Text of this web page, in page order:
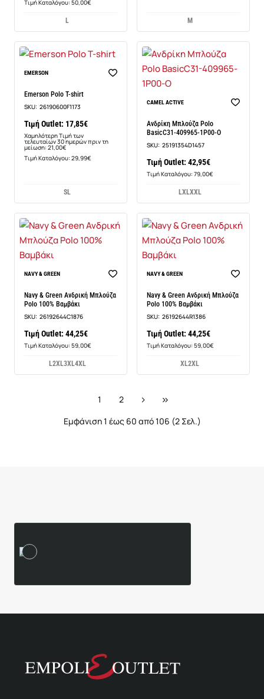
Τιμή Καταλόγου: 50,00€
L M
-15%
EMERSON
Emerson Polo T-shirt
SKU: 26190600F1173
Τιμή Outlet: 17,85€
Χαμηλότερη Τιμή των
τελευταίων 30 ημερών πριν τη
μείωση: 21,00€
Τιμή Καταλόγου: 29,99€
SL
CAMEL ACTIVE
Ανδρίκη Μπλούζα Polo
BasicC31-409965-1P00-O
SKU: 25191354D1457
Τιμή Outlet: 42,95€
Τιμή Καταλόγου: 79,00€
LXLXXL
NAVY & GREEN
Navy & Green Ανδρική Μπλούζα
Polo 100% Βαμβάκι
SKU: 26192644C1876
Τιμή Outlet: 44,25€
Τιμή Καταλόγου: 59,00€
L2XL3XL4XL
NAVY & GREEN
Navy & Green Ανδρική Μπλούζα
Polo 100% Βαμβάκι
SKU: 26192644R1386
Τιμή Outlet: 44,25€
Τιμή Καταλόγου: 59,00€
XL2XL
1
2
Εμφάνιση 1 έως 60 από 106 (2 Σελ.)